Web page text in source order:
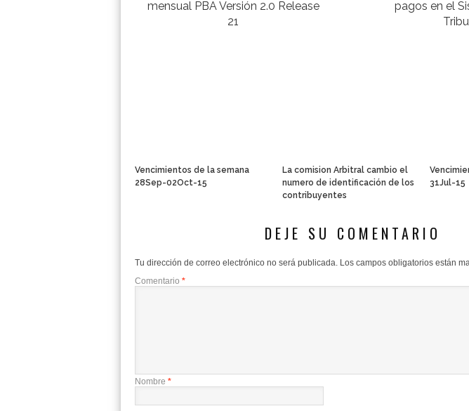
mensual PBA Versión 2.0 Release
21
pagos en el
Vencimientos de la semana
28Sep-02Oct-15
La comision Arbitral cambio el
numero de identificación de los
contribuyentes
31Jul-15
DEJE SU COMENTARIO
Tu dirección de correo electrónico no será publicada. Los campos obligatorios están
Comentario *
Nombre *